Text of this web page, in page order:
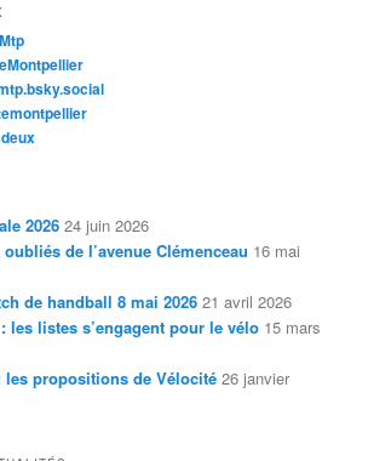
2026 24 juin 2026
de l’avenue Clémenceau 16 mai
de handball 8 mai 2026 21 avril 2026
les listes s’engagent pour le vélo 15 mars
les propositions de Vélocité 26 janvier